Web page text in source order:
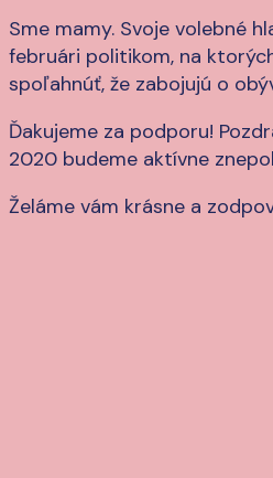
Sme mamy. Svoje volebné
februári politikom, na ktorých
spoľahnúť, že zabojujú o
Ďakujeme za podporu!
2020 budeme aktívne
Želáme vám krásne a